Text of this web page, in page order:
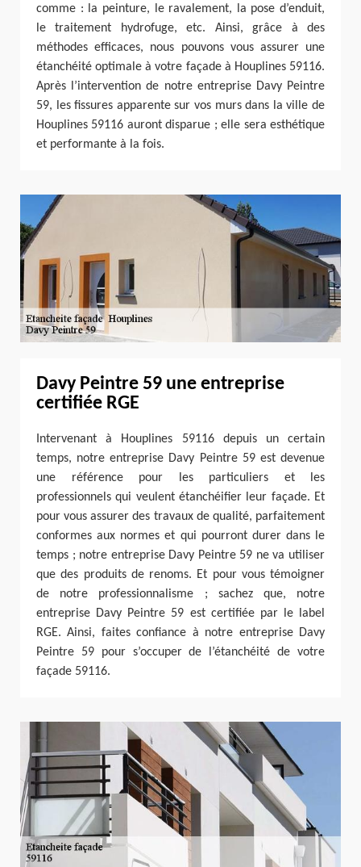
comme : la peinture, le ravalement, la pose d’enduit,
le traitement hydrofuge, etc. Ainsi, grâce à des
méthodes efficaces, nous pouvons vous assurer une
étanchéité optimale à votre façade à Houplines 59116.
Après l’intervention de notre entreprise Davy Peintre
59, les fissures apparente sur vos murs dans la ville de
Houplines 59116 auront disparue ; elle sera esthétique
et performante à la fois.
Davy Peintre 59 une entreprise
certifiée RGE
Intervenant à Houplines 59116 depuis un certain
temps, notre entreprise Davy Peintre 59 est devenue
une référence pour les particuliers et les
professionnels qui veulent étanchéifier leur façade. Et
pour vous assurer des travaux de qualité, parfaitement
conformes aux normes et qui pourront durer dans le
temps ; notre entreprise Davy Peintre 59 ne va utiliser
que des produits de renoms. Et pour vous témoigner
de notre professionnalisme ; sachez que, notre
entreprise Davy Peintre 59 est certifiée par le label
RGE. Ainsi, faites confiance à notre entreprise Davy
Peintre 59 pour s’occuper de l’étanchéité de votre
façade 59116.